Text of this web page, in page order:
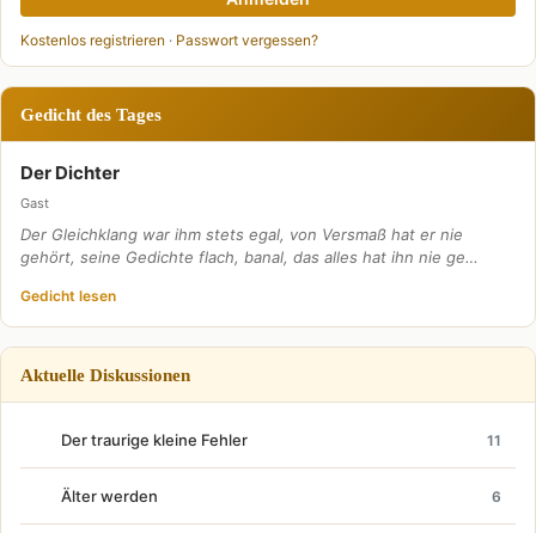
Kostenlos registrieren · Passwort vergessen?
Gedicht des Tages
Der Dichter
Gast
Der Gleichklang war ihm stets egal, von Versmaß hat er nie
gehört, seine Gedichte flach, banal, das alles hat ihn nie ge…
Gedicht lesen
Aktuelle Diskussionen
Der traurige kleine Fehler 11
Älter werden 6